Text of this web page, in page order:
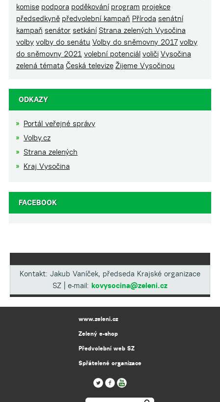
komise podpora poděkování program projekce
předsedkyně předvolební kampaň Příroda senátní
kampaň senátor setkání Strana zelených Vysočina
volby volby do senátu Volby do sněmovny 2017 volby
do sněmovny 2021 volební potenciál voliči Vysočina
zelená témata Česká televize Žijeme Vysočinou
ODKAZY
Portál veřejné správy
Volby.cz
Strana zelených
Kraj Vysočina
FACEBOOK
Kontakt: Jakub Vaníček, předseda Krajské organizace
SZ | e-mail: kovysocina@zeleni.cz
www.zeleni.cz
Zelený e-shop
Předvolební web SZ
Spřátelené organizace